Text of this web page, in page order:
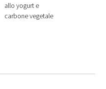
allo yogurt e
carbone vegetale